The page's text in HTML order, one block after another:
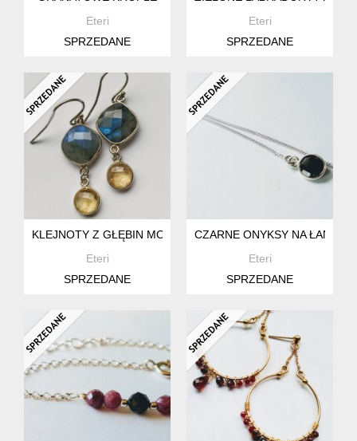
Eteri
SPRZEDANE
Eteri
SPRZEDANE
KLEJNOTY Z GŁĘBIN MORSKICH CZYLI KOLCZYKI Z
Eteri
SPRZEDANE
CZARNE ONYKSY NA
Eteri
SPRZEDANE